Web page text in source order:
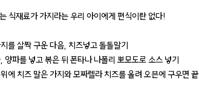
식재료가 가지라는 우리 아이에게 편식이란 없다!
를 살짝 구운 다음, 치즈넣고 돌돌말기
양파를 넣고 볶은 뒤 폰타나 나폴리 뽀모도로 소스 넣기
에 치즈 말은 가지와 모짜렐라 치즈를 올려 오븐에 구우면 끝